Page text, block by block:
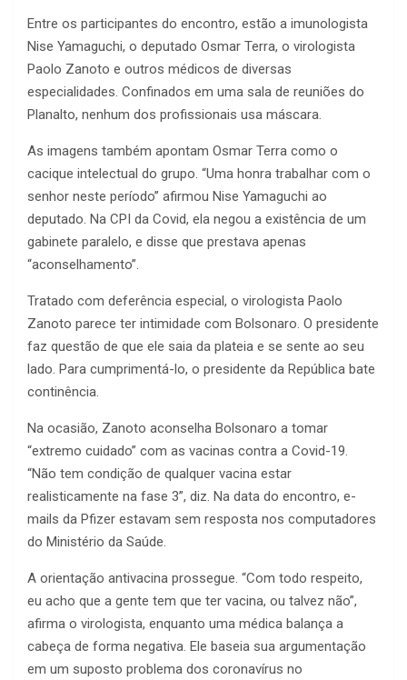
Entre os participantes do encontro, estão a imunologista
Nise Yamaguchi, o deputado Osmar Terra, o virologista
Paolo Zanoto e outros médicos de diversas
especialidades. Confinados em uma sala de reuniões do
Planalto, nenhum dos profissionais usa máscara.
As imagens também apontam Osmar Terra como o
cacique intelectual do grupo. “Uma honra trabalhar com o
senhor neste período” afirmou Nise Yamaguchi ao
deputado. Na CPI da Covid, ela negou a existência de um
gabinete paralelo, e disse que prestava apenas
“aconselhamento”.
Tratado com deferência especial, o virologista Paolo
Zanoto parece ter intimidade com Bolsonaro. O presidente
faz questão de que ele saia da plateia e se sente ao seu
lado. Para cumprimentá-lo, o presidente da República bate
continência.
Na ocasião, Zanoto aconselha Bolsonaro a tomar
“extremo cuidado” com as vacinas contra a Covid-19.
“Não tem condição de qualquer vacina estar
realisticamente na fase 3”, diz. Na data do encontro, e-
mails da Pfizer estavam sem resposta nos computadores
do Ministério da Saúde.
A orientação antivacina prossegue. “Com todo respeito,
eu acho que a gente tem que ter vacina, ou talvez não”,
afirma o virologista, enquanto uma médica balança a
cabeça de forma negativa. Ele baseia sua argumentação
em um suposto problema dos coronavírus no